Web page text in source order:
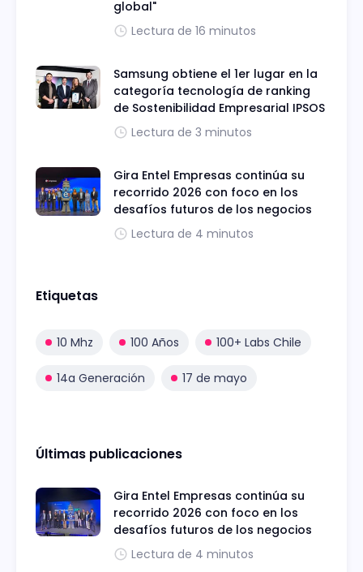
global"
Lectura de 16 minutos
Samsung obtiene el 1er lugar en la
categoría tecnología de ranking
de Sostenibilidad Empresarial IPSOS
Lectura de 3 minutos
Gira Entel Empresas continúa su
recorrido 2026 con foco en los
desafíos futuros de los negocios
Lectura de 4 minutos
Etiquetas
10 Mhz 100 Años 100+ Labs Chile
14a Generación 17 de mayo
Últimas publicaciones
Gira Entel Empresas continúa su
recorrido 2026 con foco en los
desafíos futuros de los negocios
Lectura de 4 minutos